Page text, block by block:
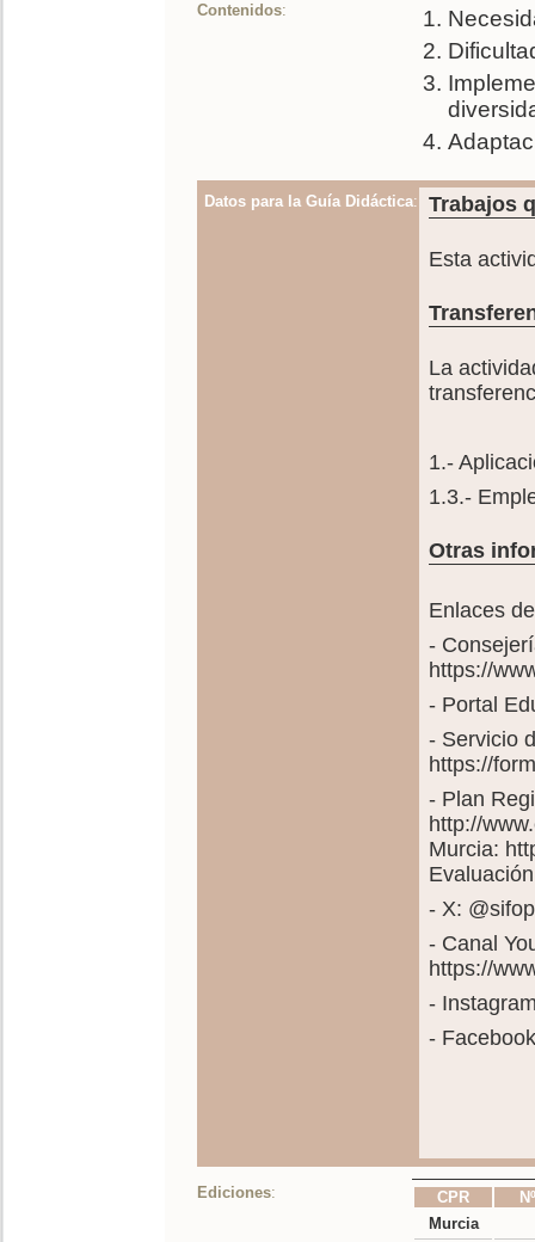
Contenidos:
Datos para la Guía Didáctica: Trabajos
Esta
La
1.-
1.3.-
Otras
Enlaces
-
https://
- Portal
- Servicio
https://
- Plan
http://
Murcia:
- X:
- Canal
https://
-
-
Ediciones: CPR
Murcia